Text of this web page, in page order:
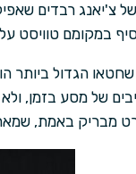
צ'יאנג רבדים
במקומם טוויסט
הגדול ביותר
של מסע בזמן,
מבריק באמת,